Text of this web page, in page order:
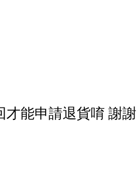
才能申請退貨唷 謝謝